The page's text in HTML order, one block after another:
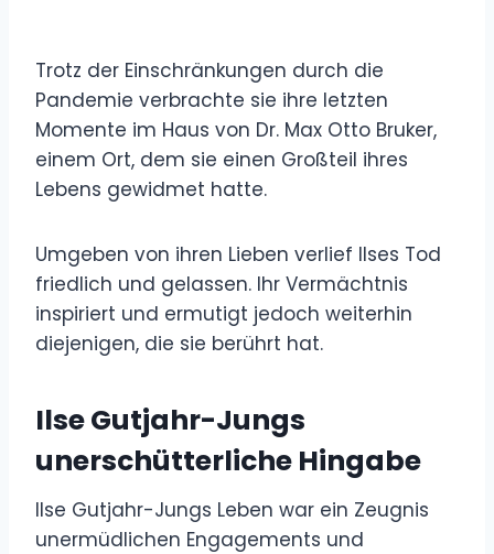
Trotz der Einschränkungen durch die
Pandemie verbrachte sie ihre letzten
Momente im Haus von Dr. Max Otto Bruker,
einem Ort, dem sie einen Großteil ihres
Lebens gewidmet hatte.
Umgeben von ihren Lieben verlief Ilses Tod
friedlich und gelassen. Ihr Vermächtnis
inspiriert und ermutigt jedoch weiterhin
diejenigen, die sie berührt hat.
Ilse Gutjahr-Jungs
unerschütterliche Hingabe
Ilse Gutjahr-Jungs Leben war ein Zeugnis
unermüdlichen Engagements und